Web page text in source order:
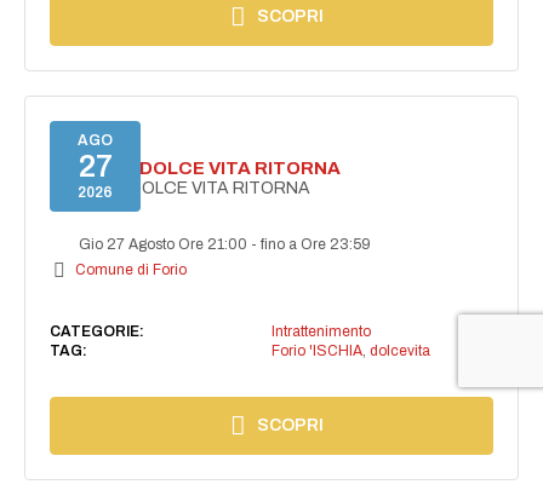
SCOPRI
AGO
27
2026
FORIO LA DOLCE VITA RITORNA
FORIO LA DOLCE VITA RITORNA
Gio 27 Agosto Ore 21:00 -fino a Ore 23:59
Comune di Forio
CATEGORIE:
Intrattenimento
TAG:
Forio 'ISCHIA, dolcevita
SCOPRI